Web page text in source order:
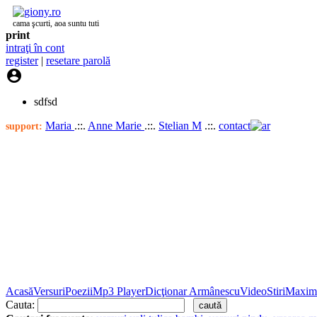
cama şcurti, aoa suntu tuti
print
intraţi în cont
register| resetare parolă

sdfsd
support: Maria .::. Anne Marie .::. Stelian M .::. contact
AcasăVersuriPoeziiMp3 PlayerDicţionar ArmânescuVideoStiri
Cauta: